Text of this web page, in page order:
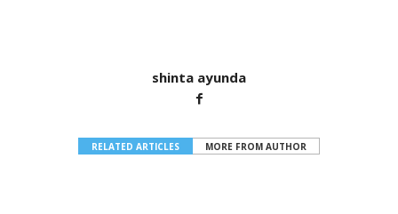
shinta ayunda
RELATED ARTICLES MORE FROM AUTHOR